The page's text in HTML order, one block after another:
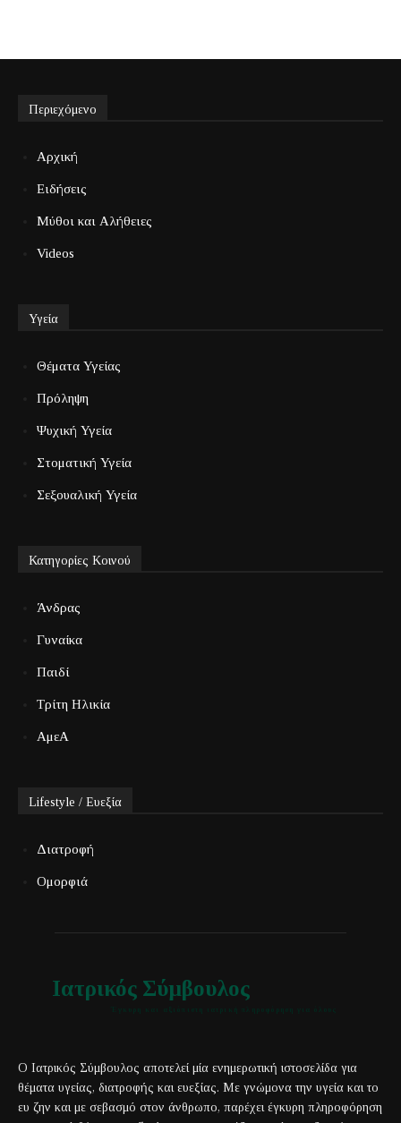
Περιεχόμενο
Αρχική
Ειδήσεις
Μύθοι και Αλήθειες
Videos
Υγεία
Θέματα Υγείας
Πρόληψη
Ψυχική Υγεία
Στοματική Υγεία
Σεξουαλική Υγεία
Κατηγορίες Κοινού
Άνδρας
Γυναίκα
Παιδί
Τρίτη Ηλικία
ΑμεΑ
Lifestyle / Ευεξία
Διατροφή
Ομορφιά
Ιατρικός Σύμβουλος
Ο Ιατρικός Σύμβουλος αποτελεί μία ενημερωτική ιστοσελίδα για
θέματα υγείας, διατροφής και ευεξίας. Με γνώμονα την υγεία και το
ευ ζην και με σεβασμό στον άνθρωπο, παρέχει έγκυρη πληροφόρηση